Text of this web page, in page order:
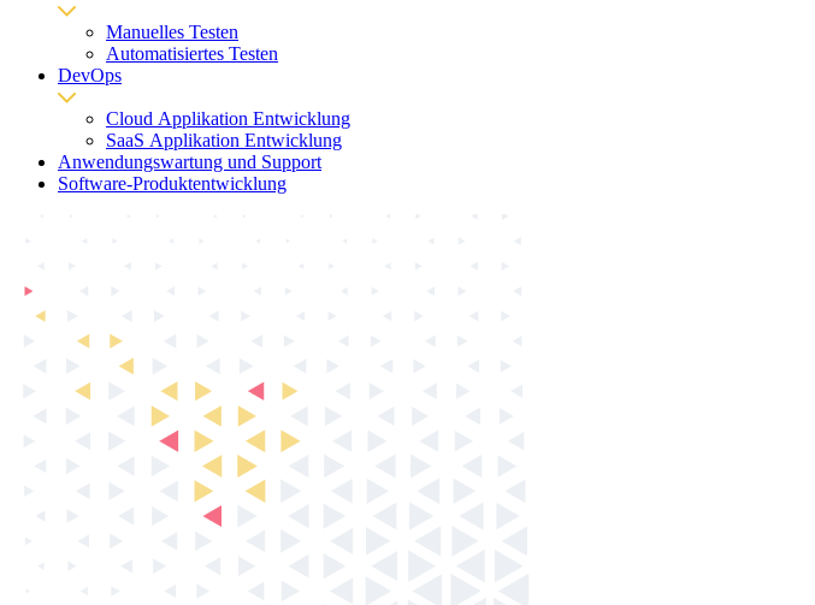
Manuelles Testen
Automatisiertes Testen
DevOps
Cloud Applikation Entwicklung
SaaS Applikation Entwicklung
Anwendungswartung und Support
Software-Produktentwicklung